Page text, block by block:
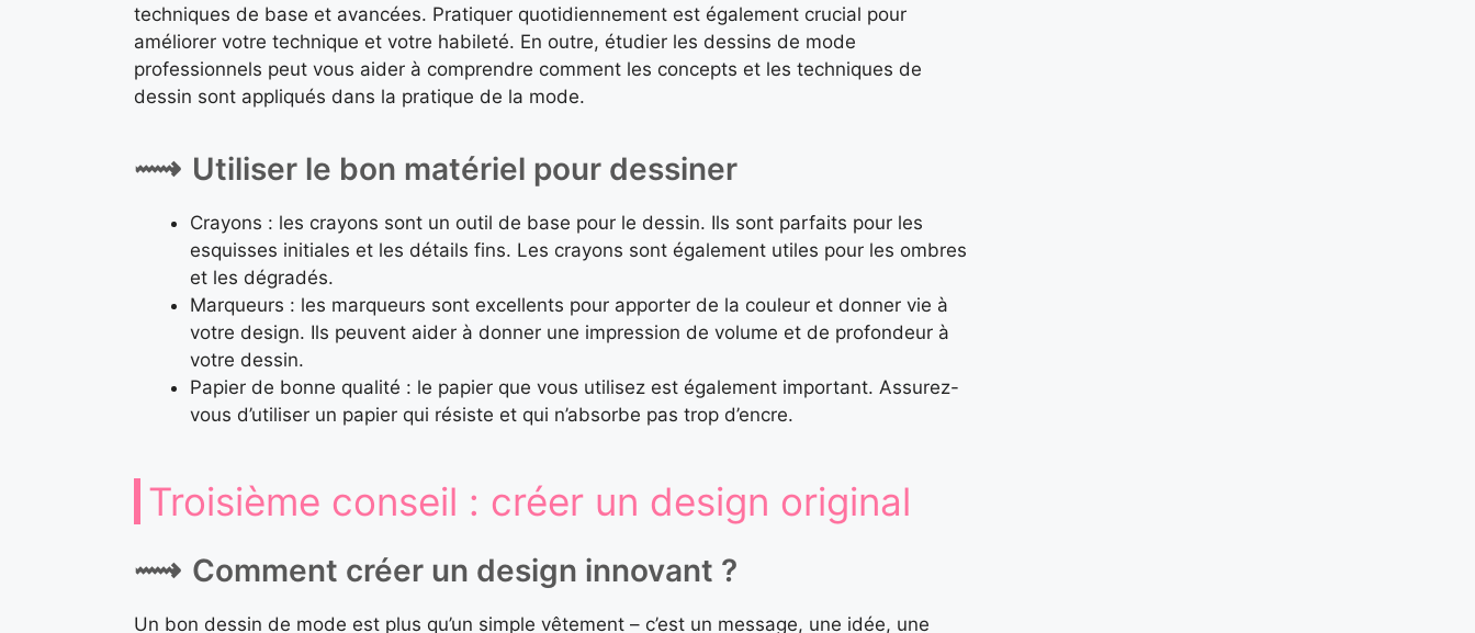
techniques de base et avancées. Pratiquer quotidiennement est également crucial pour
améliorer votre technique et votre habileté. En outre, étudier les dessins de mode
professionnels peut vous aider à comprendre comment les concepts et les techniques de
dessin sont appliqués dans la pratique de la mode.
Utiliser le bon matériel pour dessiner
Crayons : les crayons sont un outil de base pour le dessin. Ils sont parfaits pour les
esquisses initiales et les détails fins. Les crayons sont également utiles pour les ombres
et les dégradés.
Marqueurs : les marqueurs sont excellents pour apporter de la couleur et donner vie à
votre design. Ils peuvent aider à donner une impression de volume et de profondeur à
votre dessin.
Papier de bonne qualité : le papier que vous utilisez est également important. Assurez-
vous d’utiliser un papier qui résiste et qui n’absorbe pas trop d’encre.
Troisième conseil : créer un design original
Comment créer un design innovant ?
Un bon dessin de mode est plus qu’un simple vêtement – c’est un message, une idée, une